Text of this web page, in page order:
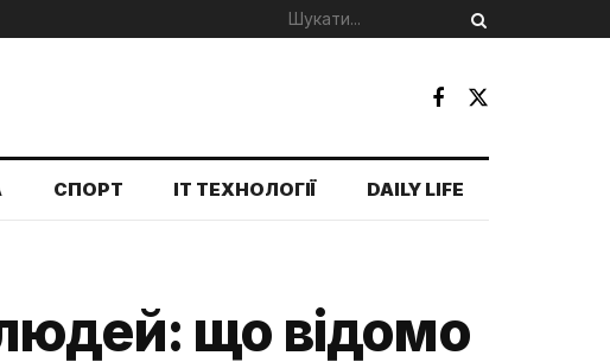
СПОРТ IT ТЕХНОЛОГІЇ DAILY LIFE
людей: що відомо